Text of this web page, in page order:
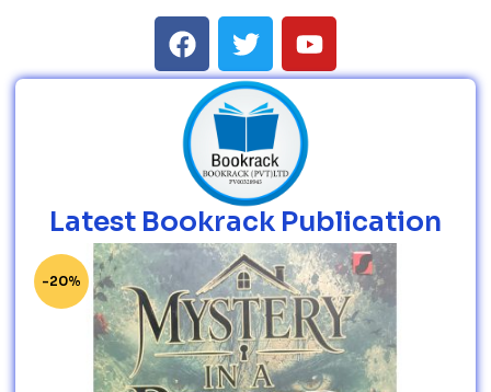
Latest Bookrack Publication
-20%